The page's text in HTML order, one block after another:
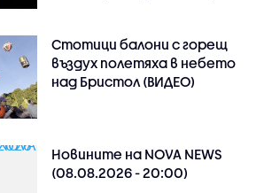
Стотици балони с горещ
въздух полетяха в небето
над Бристол (ВИДЕО)
Новините на NOVA NEWS
(08.08.2026 - 20:00)